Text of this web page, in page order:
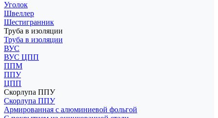
Уголок
Швеллер
Шестигранник
Труба в изоляции
Труба в изоляции
ВУС
ВУС ЦПП
ППМ
ППУ
ЦПП
Скорлупа ППУ
Скорлупа ППУ
Армированная с алюминиевой фольгой